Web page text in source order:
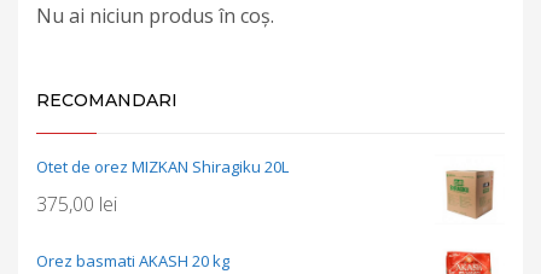
Nu ai niciun produs în coș.
RECOMANDARI
Otet de orez MIZKAN Shiragiku 20L
375,00 lei
Orez basmati AKASH 20 kg